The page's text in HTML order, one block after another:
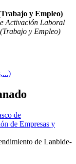
y Empleo)
Activación Laboral
y Empleo)
de
de Empresas y
de Lanbide-